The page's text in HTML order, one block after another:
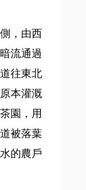
，由西
流通過
往東北
本灌溉
園，用
被落葉
的農戶